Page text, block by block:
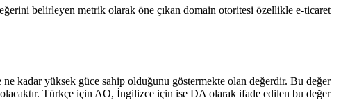
belirleyen metrik olarak öne çıkan domain otoritesi özellikle e-ticaret
kadar yüksek güce sahip olduğunu göstermekte olan değerdir. Bu değer
Türkçe için AO, İngilizce için ise DA olarak ifade edilen bu değer